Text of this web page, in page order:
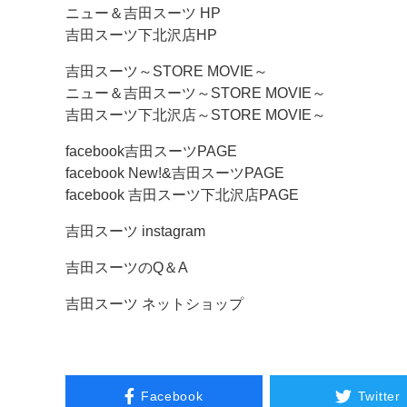
ニュー＆吉田スーツ HP
吉田スーツ下北沢店HP
吉田スーツ～STORE MOVIE～
ニュー＆吉田スーツ～STORE MOVIE～
吉田スーツ下北沢店～STORE MOVIE～
facebook吉田スーツPAGE
facebook New!&吉田スーツPAGE
facebook 吉田スーツ下北沢店PAGE
吉田スーツ instagram
吉田スーツのQ＆A
吉田スーツ ネットショップ
Facebook Twitter